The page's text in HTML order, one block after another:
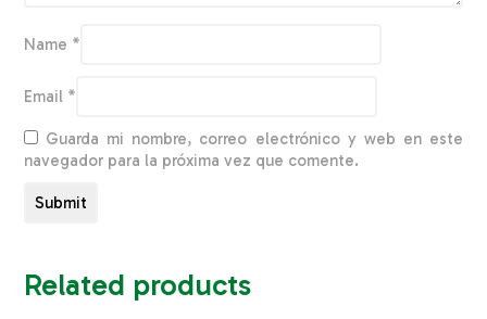
Name *
Email *
Guarda mi nombre, correo electrónico y web en este
navegador para la próxima vez que comente.
Related products